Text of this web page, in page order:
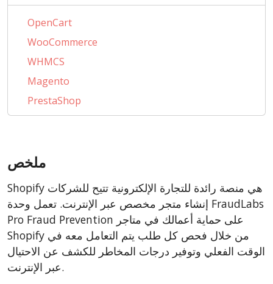
OpenCart
WooCommerce
WHMCS
Magento
PrestaShop
BigCommerce
CSCart
LiteCart
ZenCart
PinnacleCart
FoxyCart
Easy Digital Downloads
ملخص
Shopify هي منصة رائدة للتجارة الإلكترونية تتيح للشركات
إنشاء متجر مخصص عبر الإنترنت. تعمل وحدة FraudLabs
Pro Fraud Prevention على حماية أعمالك في متاجر
Shopify من خلال فحص كل طلب يتم التعامل معه في
الوقت الفعلي وتوفير درجات المخاطر للكشف عن الاحتيال
عبر الإنترنت.